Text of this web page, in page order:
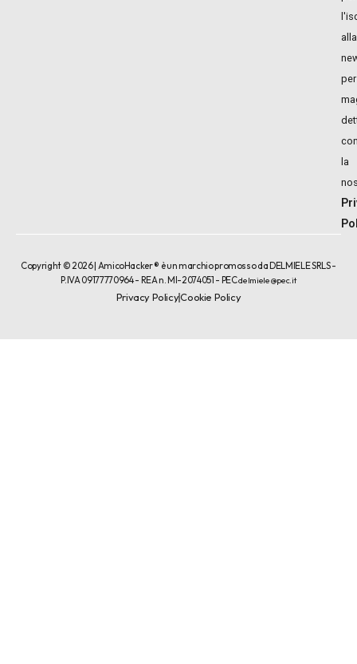
alla
per
la
Copyright © 2026 | AmicoHacker ® è un marchio promosso da DELMIELE SRLS -
P.IVA 09177770964 - REA n. MI-2074051 - PECdelmiele@pec.it
Privacy PolicyCookie Policy